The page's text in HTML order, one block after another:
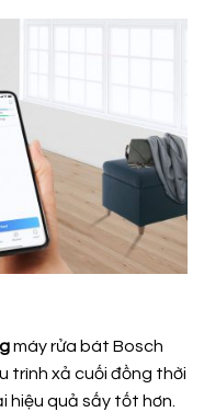
máy rửa bát Bosch
trình xả cuối đồng thời
hiệu quả sấy tốt hơn.